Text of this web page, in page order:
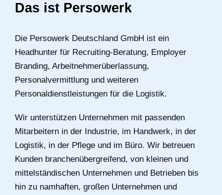
Das ist Persowerk
Die Persowerk Deutschland GmbH ist ein
Headhunter für Recruiting-Beratung, Employer
Branding, Arbeitnehmerüberlassung,
Personalvermittlung und weiteren
Personaldienstleistungen für die Logistik.
Wir unterstützen Unternehmen mit passenden
Mitarbeitern in der Industrie, im Handwerk, in der
Logistik, in der Pflege und im Büro. Wir betreuen
Kunden branchenübergreifend, von kleinen und
mittelständischen Unternehmen und Betrieben bis
hin zu namhaften, großen Unternehmen und